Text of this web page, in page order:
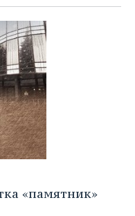
«памятник»